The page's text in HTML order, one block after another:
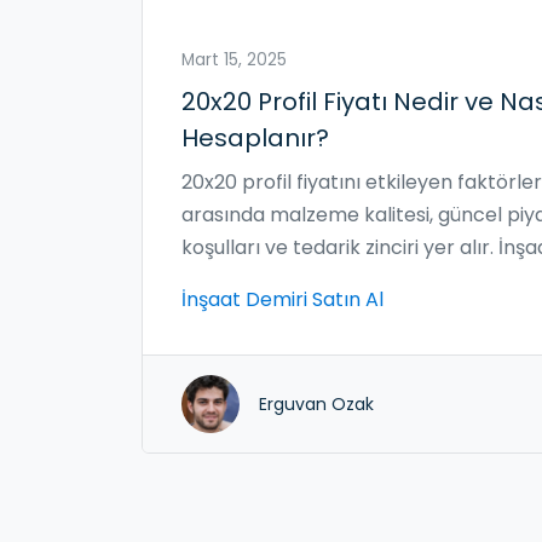
Mart 15, 2025
20x20 Profil Fiyatı Nedir ve
Hesaplanır?
20x20 profil fiyatını etkileyen faktörler
arasında malzeme kalitesi, güncel
koşulları ve tedarik zinciri yer alır.
yapmak, bütçeyi kontrol altında
alırken dikkat edilmesi gereken püf
noktaları bilirseniz, daha bilinçli
İnşaat Demiri Satın Al
Erguvan Ozak